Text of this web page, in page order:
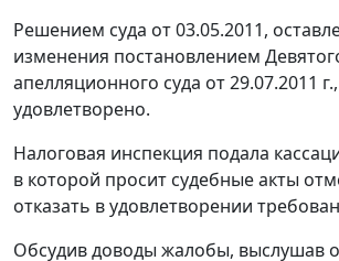
Решением суда от 03.05.2011,
изменения постановлением
апелляционного суда от 29.07.2011
удовлетворено.
Налоговая инспекция подала
в которой просит судебные акты
отказать в удовлетворении
Обсудив доводы жалобы, выслушав